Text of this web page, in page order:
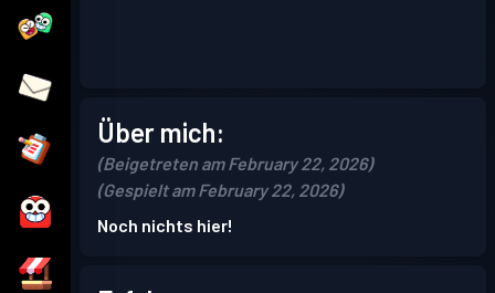
Über mich:
(Beigetreten am February 22, 2026)
(Gespielt am February 22, 2026)
Noch nichts hier!